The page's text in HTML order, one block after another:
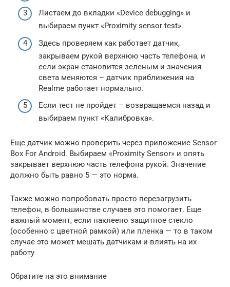
Листаем до вкладки «Device debugging» и
выбираем пункт «Proximity sensor test».
Здесь проверяем как работает датчик,
закрываем рукой верхнюю часть телефона, и
если экран становится зеленым и значения
света меняются – датчик приближения на
Realme работает нормально.
Если тест не пройдет – возвращаемся назад и
выбираем пункт «Калибровка».
Еще датчик можно проверить через приложение Sensor
Box For Android. Выбираем «Proximity Sensor» и опять
закрывает верхнюю часть телефона рукой. Значение
должно быть равно 5 — это норма.
Также можно попробовать просто перезагрузить
телефон, в большинстве случаев это помогает. Еще
важный момент, если наклеено защитное стекло
(особенно с цветной рамкой) или пленка — то в таком
случае это может мешать датчикам и влиять на их
работу
Обратите на это внимание